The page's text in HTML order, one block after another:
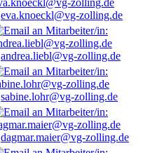
eva.knoeckl@vg-zolling.de
andrea.liebl@vg-zolling.de
sabine.lohr@vg-zolling.de
dagmar.maier@vg-zolling.de